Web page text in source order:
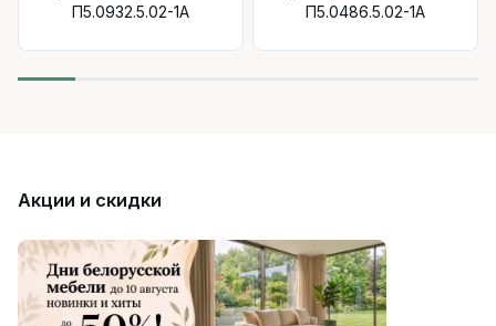
П5.0932.5.02-1А
П5.0486.5.02-1A
Акции и скидки